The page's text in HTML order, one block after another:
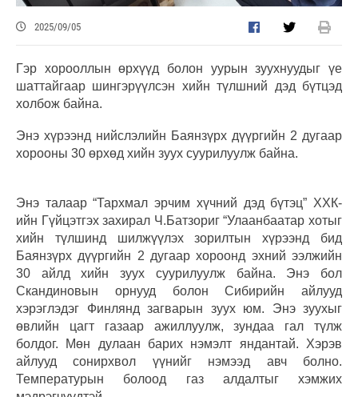
2025/09/05
Гэр хорооллын өрхүүд болон уурын зуухнуудыг үе
шаттайгаар шингэрүүлсэн хийн түлшний дэд бүтцэд
холбож байна.
Энэ хүрээнд нийслэлийн Баянзүрх дүүргийн 2 дугаар
хорооны 30 өрхөд хийн зуух суурилуулж байна.
Энэ талаар “Тархмал эрчим хүчний дэд бүтэц” ХХК-
ийн Гүйцэтгэх захирал Ч.Батзориг “Улаанбаатар хотыг
хийн түлшинд шилжүүлэх зорилтын хүрээнд бид
Баянзүрх дүүргийн 2 дугаар хороонд эхний ээлжийн
30 айлд хийн зуух суурилуулж байна. Энэ бол
Скандиновын орнууд болон Сибирийн айлууд
хэрэглэдэг Финлянд загварын зуух юм. Энэ зуухыг
өвлийн цагт газаар ажиллуулж, зундаа гал түлж
болдог. Мөн дулаан барих нэмэлт яндантай. Хэрэв
айлууд сонирхвол үүнийг нэмээд авч болно.
Температурын болоод газ алдалтыг хэмжих